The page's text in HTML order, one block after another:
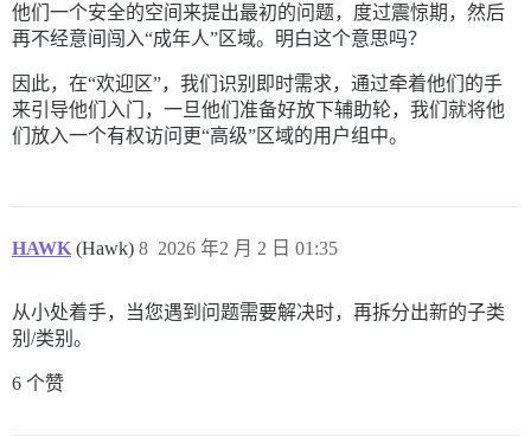
他们一个安全的空间来提出最初的问题，度过震惊期，然后
再不经意间闯入“成年人”区域。明白这个意思吗？
因此，在“欢迎区”，我们识别即时需求，通过牵着他们的手
来引导他们入门，一旦他们准备好放下辅助轮，我们就将他
们放入一个有权访问更“高级”区域的用户组中。
HAWK (Hawk) 2026 年2 月 2 日 01:35
8
从小处着手，当您遇到问题需要解决时，再拆分出新的子类
别/类别。
6 个赞